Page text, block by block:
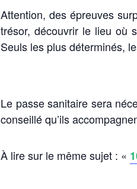
Attention, des épreuves
trésor, découvrir le lieu où
Seuls les plus déterminés,
Le passe sanitaire sera
conseillé qu’ils
À lire sur le même sujet : «